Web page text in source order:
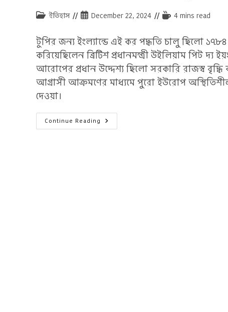
Postইতিহাস
PostDecember 22, 2024
Reading4 mins read
টুপির জন্য ইংল্যান্ডে এই কর পদ্ধতি চালু ছিলো
করিয়েছিলেন ব্রিটিশ প্রধানমন্ত্রী উইলিয়াম পিট
আরোপের প্রধান উদ্দেশ্য ছিলো সরকারি রাজস্ব
আগ্রাসী আক্রমণের মাধ্যমে পুরো ইউরোপ
দেওয়া।
Continue Reading হ্যাট
ট্যাক্স: